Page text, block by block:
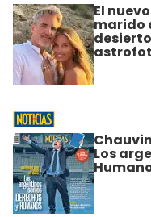
El
marido
Los